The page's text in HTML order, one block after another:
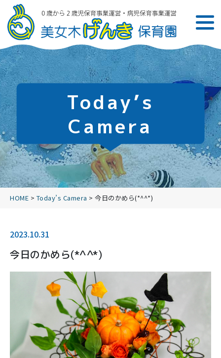
Today’s
Camera
HOME > Today’s Camera > 今日のかめら(*^^*)
2023.10.31
今日のかめら(*^^*)